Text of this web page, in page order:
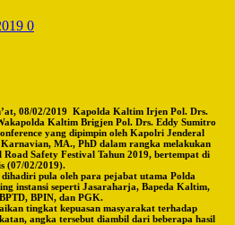
0
08/02/2019 Kapolda Kaltim Irjen Pol. Drs.
Kaltim Brigjen Pol. Drs. Eddy Sumitro
yang dipimpin oleh Kapolri Jenderal
MA., PhD dalam rangka melakukan
Safety Festival Tahun 2019, bertempat di
(07/02/2019).
pula oleh para pejabat utama Polda
instansi seperti Jasaraharja, Bapeda Kaltim,
BPIN, dan PGK.
tingkat kepuasan masyarakat terhadap
angka tersebut diambil dari beberapa hasil